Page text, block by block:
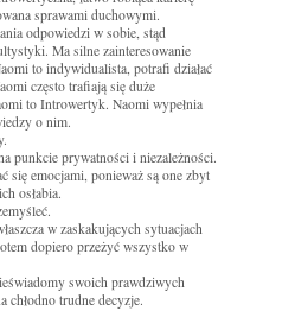
sprawami duchowymi.
odpowiedzi w sobie, stąd
Ma silne zainteresowanie
to indywidualista, potrafi działać
często trafiają się duże
to Introwertyk. Naomi wypełnia
o nim.
punkcie prywatności i niezależności.
się emocjami, ponieważ są one zbyt
osłabia.
w zaskakujących sytuacjach
dopiero przeżyć wszystko w
swoich prawdziwych
chłodno trudne decyzje.